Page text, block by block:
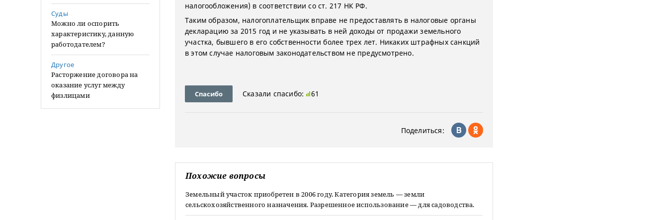
Суды
Можно ли оспорить
характеристику, данную
работодателем?
Другое
Расторжение договора на
оказание услуг между
физлицами
налогообложения) в соответствии со ст. 217 НК РФ.
Таким образом, налогоплательщик вправе не предоставлять в налоговые органы
декларацию за 2015 год и не указывать в ней доходы от продажи земельного
участка, бывшего в его собственности более трех лет. Никаких штрафных санкций
в этом случае налоговым законодательством не предусмотрено.
Спасибо Сказали спасибо: 61
Поделиться:
Похожие вопросы
Земельный участок приобретен в 2006 году. Категория земель — земли
сельскохозяйственного назначения. Разрешенное использование — для садоводства.